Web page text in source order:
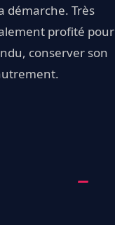
démarche. Très
profité pour
conserver son